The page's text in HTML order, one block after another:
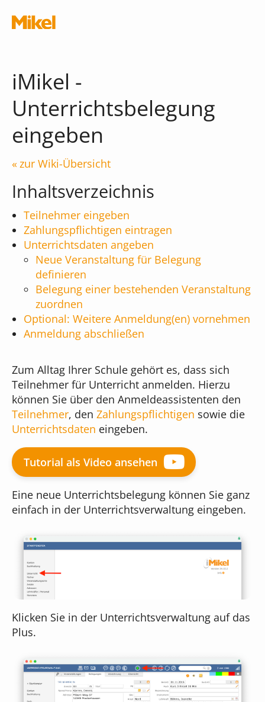
Module
Terminal
Online-Formulare
Cloudversion
Server mieten
Was kostet iMikel?
Versionshinweise
Die Musikschul-App
Was kostet die App?
Versionshinweise
Chatbot
Verwaltungsassistent
Bildgenerierung
Preisübersicht
iMikel
Musikschul-App
für Administratoren
für Webdesigner
Unser Team
Unser Gebäude
Das sagen unsere Kunden
iMikel -
Unterrichtsbelegung
eingeben
zur Wiki-Übersicht
Inhaltsverzeichnis
Teilnehmer eingeben
Zahlungspflichtigen eintragen
Unterrichtsdaten angeben
Neue Veranstaltung für Belegung
definieren
Belegung einer bestehenden Veranstaltung
zuordnen
Optional: Weitere Anmeldung(en) vornehmen
Anmeldung abschließen
Zum Alltag Ihrer Schule gehört es, dass sich
Teilnehmer für Unterricht anmelden. Hierzu
können Sie über den Anmeldeassistenten den
Teilnehmer, den Zahlungspflichtigen sowie die
Unterrichtsdaten eingeben.
Tutorial als Video ansehen
Eine neue Unterrichtsbelegung können Sie ganz
einfach in der Unterrichtsverwaltung eingeben.
Klicken Sie in der Unterrichtsverwaltung auf das
Plus.